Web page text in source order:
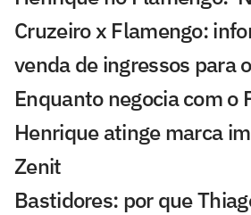
Cruzeiro x Flamengo:
venda de ingressos para
Enquanto negocia com o
Henrique atinge marca
Zenit
Bastidores: por que